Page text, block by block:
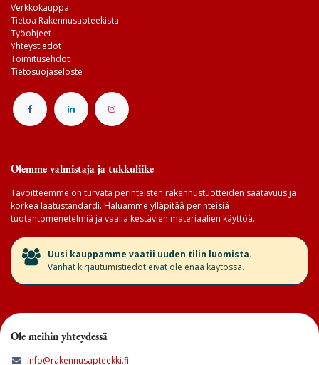
Verkkokauppa
Tietoa Rakennusapteekista
Työohjeet
Yhteystiedot
Toimitusehdot
Tietosuojaseloste
Olemme valmistaja ja tukkuliike
Tavoitteemme on turvata perinteisten rakennustuotteiden saatavuus ja
korkea laatustandardi. Haluamme ylläpitää perinteisiä
tuotantomenetelmiä ja vaalia kestävien materiaalien käyttöä.
​Uusi kauppamme vaatii uuden tilin luomista.
Vanhat kirjautumistiedot eivät ole enää käytössä.
Ole meihin yhteydessä
info@rakennusapteekki.fi